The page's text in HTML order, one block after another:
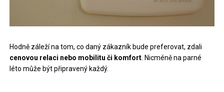
Hodně záleží na tom, co daný zákazník bude preferovat, zdali
cenovou relaci nebo mobilitu či komfort . Nicméně na parné
léto může být připravený každý.